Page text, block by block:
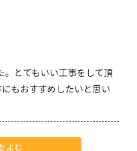
。とてもいい工事をして頂
もおすすめしたいと思い
よむ